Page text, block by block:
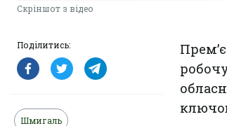
Скріншот з відео
Поділитись:
Шмигаль